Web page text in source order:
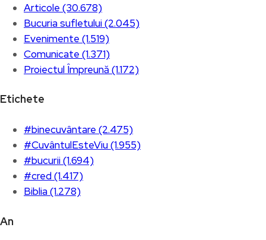
Articole (30.678)
Bucuria sufletului (2.045)
Evenimente (1.519)
Comunicate (1.371)
Proiectul Împreună (1.172)
Etichete
#binecuvântare (2.475)
#CuvântulEsteViu (1.955)
#bucurii (1.694)
#cred (1.417)
Biblia (1.278)
An